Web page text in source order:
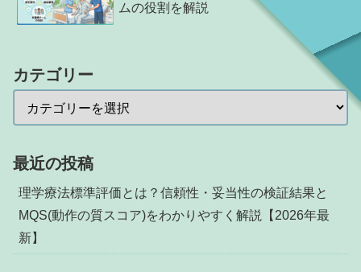
ムの役割を解説
カテゴリー
最近の投稿
理学療法標準評価とは？信頼性・妥当性の検証結果と
MQS(動作の質スコア)をわかりやすく解説【2026年最
新】